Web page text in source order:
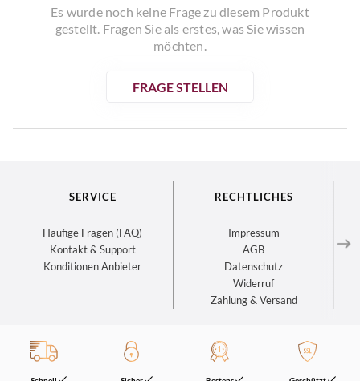
Es wurde noch keine Frage zu diesem Produkt
gestellt. Fragen Sie als erstes, was Sie wissen
möchten.
FRAGE STELLEN
SERVICE
Häufige Fragen (FAQ)
Kontakt & Support
Konditionen Anbieter
RECHTLICHES
Impressum
AGB
Datenschutz
Widerruf
Zahlung & Versand